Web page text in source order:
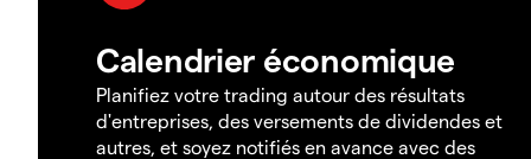
Calendrier économique
Planifiez votre trading autour des résultats
d'entreprises, des versements de dividendes et
autres, et soyez notifiés en avance avec des